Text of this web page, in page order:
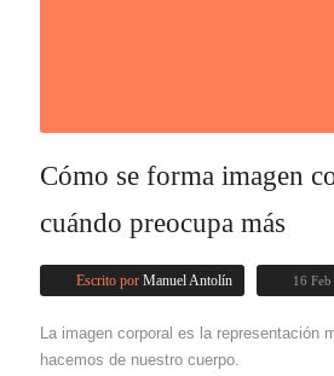
Cómo se forma imagen
cuándo preocupa más
Escrito por Manuel Antolín 16
La imagen corporal es la representación
hacemos de nuestro cuerpo.